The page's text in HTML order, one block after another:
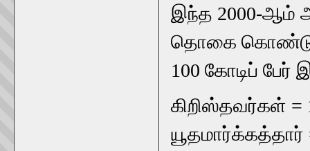
இந்த 2000-ஆம்
தொகை
100 கோடிப் பேர்
கிறிஸ்தவர்கள் =
யூதமார்க்கத்தார்